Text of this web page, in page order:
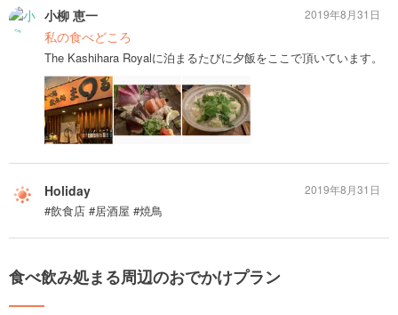
小柳 恵一
私の食べどころ
The Kashihara Royalに泊まるたびに夕飯をここで頂いています。
2019年8月31日
Holiday
#飲食店 #居酒屋 #焼鳥
2019年8月31日
食べ飲み処まる周辺のおでかけプラン